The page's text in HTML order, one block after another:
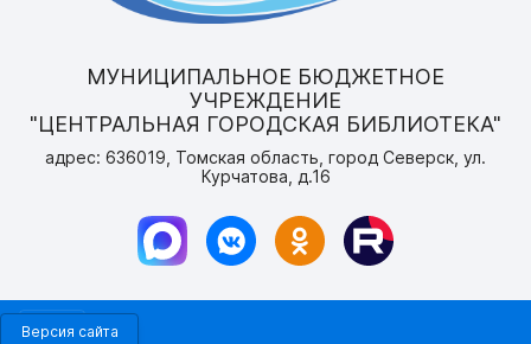
Версия сайта
МУНИЦИПАЛЬНОЕ БЮДЖЕТНОЕ
УЧРЕЖДЕНИЕ
"ЦЕНТРАЛЬНАЯ ГОРОДСКАЯ БИБЛИОТЕКА"
адрес: 636019, Томская область, город Северск, ул.
Курчатова, д.16